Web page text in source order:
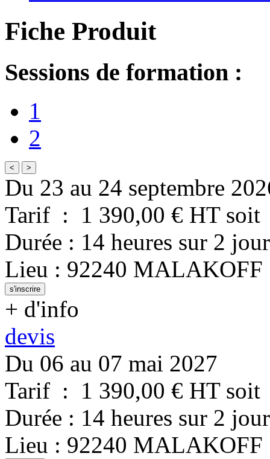
Fiche Produit
Sessions de formation :
1
2
< >
Du 23 au 24 septembre
Tarif : 1 390,00 € HT soit
Durée : 14 heures sur 2
Lieu : 92240 MALAKOFF
s'inscrire
+ d'info
devis
Du 06 au 07 mai 2027
Tarif : 1 390,00 € HT soit
Durée : 14 heures sur 2
Lieu : 92240 MALAKOFF